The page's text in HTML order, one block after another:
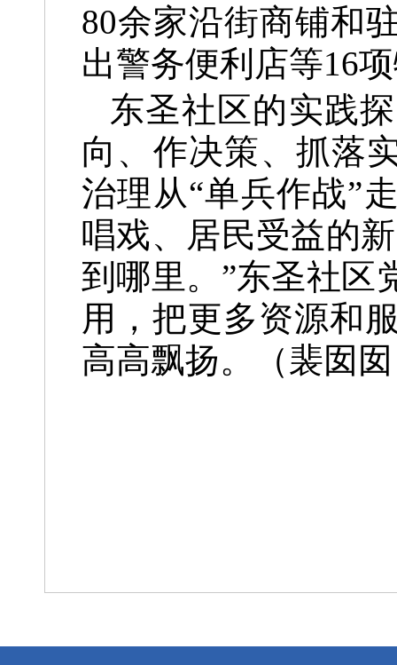
80余家沿街商铺和
出警务便利店等16
东圣社区的实践
向、作决策、抓落
治理从“单兵作战”
唱戏、居民受益的
到哪里。”东圣社区
用，把更多资源和
高高飘扬。（裴囡